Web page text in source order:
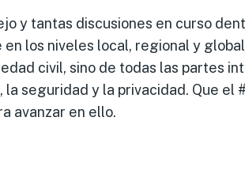
y tantas discusiones en curso
los niveles local, regional y
civil, sino de todas las partes
seguridad y la privacidad. Que el
avanzar en ello.